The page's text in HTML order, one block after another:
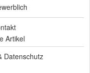
Artikel
Datenschutz